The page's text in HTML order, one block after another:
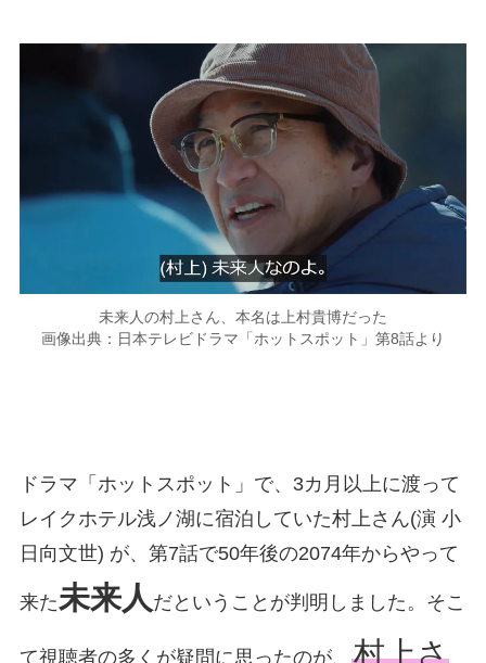
未来人の村上さん、本名は上村貴博だった
画像出典：日本テレビドラマ「ホットスポット」第8話より
ドラマ「ホットスポット」で、3カ月以上に渡って
レイクホテル浅ノ湖に宿泊していた村上さん(演 小
日向文世) が、第7話で50年後の2074年からやって
来た未来人 だということが判明しました。そこ
て視聴者の多くが疑問に思ったのが、 村上さ